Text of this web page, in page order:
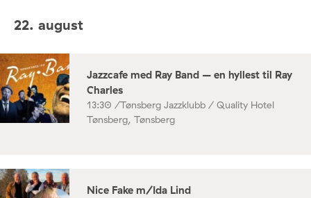
22. august
Jazzcafe med Ray Band – en hyllest til Ray
Charles
13:30 /Tønsberg Jazzklubb / Quality Hotel
Tønsberg, Tønsberg
Nice Fake m/Ida Lind